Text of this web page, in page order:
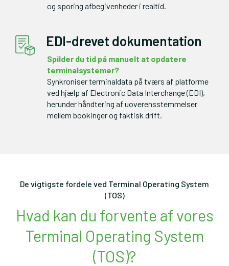
og sporing afbegivenheder i realtid.
EDI-drevet dokumentation
Spilder du tid på manuelt at opdatere
Synkroniser terminaldata på tværs af platforme
ved hjælp af Electronic Data Interchange (EDI),
herunder håndtering af uoverensstemmelser
mellem bookinger og faktisk drift.
De vigtigste fordele ved Terminal Operating System
(TOS)
Hvad kan du forvente af vores
Terminal Operating System
(TOS)?